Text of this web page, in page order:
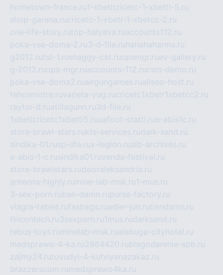
hometown-france.ru1-xbeticricetc-1-xbetti-5.ru
shop-garena.rucricetc-1-xbetr-1-xbetcc-2.ru
one-life-story.rutop-halyava.ruaccounts112.ru
poka-vse-doma-2.ru3-d-file.ru hahahaharms.ru
g2012.rutst-1.rushaggy-cat.ruopsmgr.ruev-gallery.ru
g-2012.ruops-mgr.ruaccounts-112.rucsm-demo.ru
poka-vse-doma2.ruairgungames.ruallseo-host.ru
tehosmotre.ruvarieta-yug.rucricetc1xbetr1xbetcc2.ru
raytor-d.ruatillagunn.ru3d-file.ru
1xbeticricetc1xbetti5.ruuafoot-statti.rue-abis1c.ru
store-brawl-stars.rukts-services.rudark-sand.ru
sindika-01.rusp-life.rux-legion.rusib-archives.ru
e-abis-1-c.rusindika01.ruvenda-festival.ru
store-brawlstars.rudooraleksandria.ru
antenna-highly.ru mine-lab-msk.ru1-mus.ru
3-sex-porn.ruban-damn.rupurse-factory.ru
viagra-tablet.rufasbags.ruadler-jun.rubandamn.ru
fincontech.ru3sexporn.ru1mus.rudarksand.ru
rebus-toys.ru minelab-msk.rualabuga-cityhotel.ru
medsprawo-4-ka.ru2864420.rublagodarenie-spb.ru
zajmy24.rutovudyi-4-kuhnyanazakaz.ru
brazzerscom.ru medsprawo4ka.ru